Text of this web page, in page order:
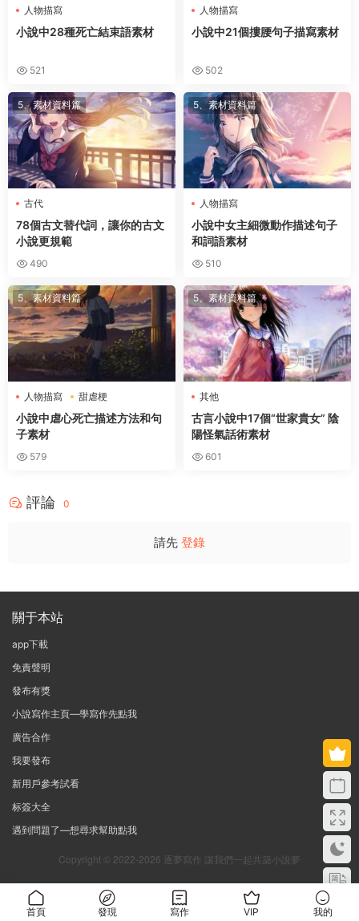
人物描寫
小說中28種死亡結束語素材
521
人物描寫
小說中21個摟腰句子描寫素材
502
5、素材資料篇
古代
78個古文替代詞，讓你的古文
小說更規範
490
5、素材資料篇
人物描寫
小說中女主細微動作描述句子
和詞語素材
510
5、素材資料篇
人物描寫 甜虐梗
小說中虐心死亡描述方法和句
子素材
579
5、素材資料篇
其他
古言小說中17個“世家貴女” 陰
陽怪氣話術素材
601
評論 0
請先 登錄
關于本站
app下載
免責聲明
發布有獎
小說寫作主頁—學寫作先點我
廣告合作
我要發布
新用戶參考試看
标簽大全
遇到問題了—想尋求幫助點我
Copyright © 2022-2026 逐夢寫作 讓我們一起共築小說夢
首頁 發現 寫作 VIP 我的